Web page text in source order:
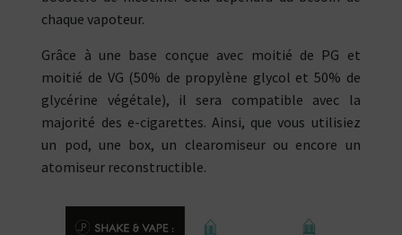
chaque vapoteur.
Grâce à une base conçue avec moitié de PG et
moitié de VG (50% de propylène glycol et 50% de
glycérine végétale), il sera compatible avec la
majorité des e-cigarettes. Ainsi, que vous utilisiez
un pod, une box, un clearomiseur ou encore un
atomiseur reconstructible.